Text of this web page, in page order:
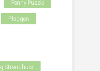
Penny Puzzle
Ploggen
Strandhuis